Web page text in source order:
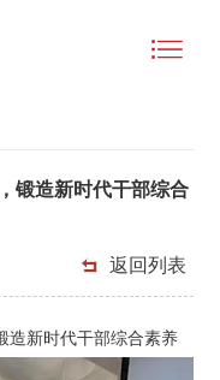
锻造新时代干部综合
返回列表
造新时代干部综合素养‌